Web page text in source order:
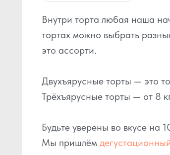
Внутри торта любая наша
тортах можно выбрать
это ассорти.
Двухъярусные торты — это
Трёхъярусные торты — от 8
Будьте уверены во вкусе на
Мы пришлём